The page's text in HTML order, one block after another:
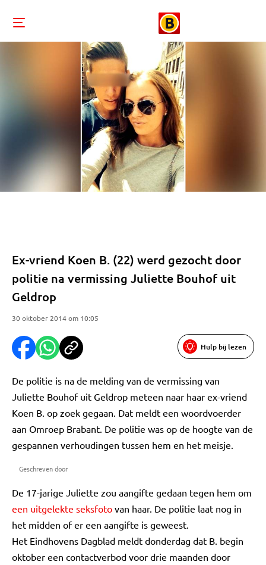
Ex-vriend Koen B. (22) werd gezocht door
politie na vermissing Juliette Bouhof uit
Geldrop
30 oktober 2014 om 10:05
Hulp bij lezen
De politie is na de melding van de vermissing van
Juliette Bouhof uit Geldrop meteen naar haar ex-vriend
Koen B. op zoek gegaan. Dat meldt een woordvoerder
aan Omroep Brabant. De politie was op de hoogte van de
gespannen verhoudingen tussen hem en het meisje.
Geschreven door
De 17-jarige Juliette zou aangifte gedaan tegen hem om
een uitgelekte seksfoto van haar. De politie laat nog in
het midden of er een aangifte is geweest.
Het Eindhovens Dagblad meldt donderdag dat B. begin
oktober een contactverbod voor drie maanden door